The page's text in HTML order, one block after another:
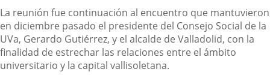
La reunión fue continuación al encuentro que mantuvieron
en diciembre pasado el presidente del Consejo Social de la
UVa, Gerardo Gutiérrez, y el alcalde de Valladolid, con la
finalidad de estrechar las relaciones entre el ámbito
universitario y la capital vallisoletana.